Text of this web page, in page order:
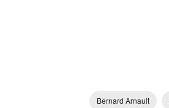
Bernard Arnault